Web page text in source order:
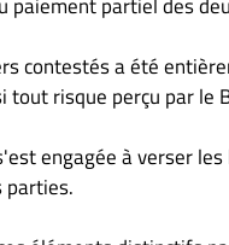
contestés a été
tout risque perçu par le
engagée à verser
parties.